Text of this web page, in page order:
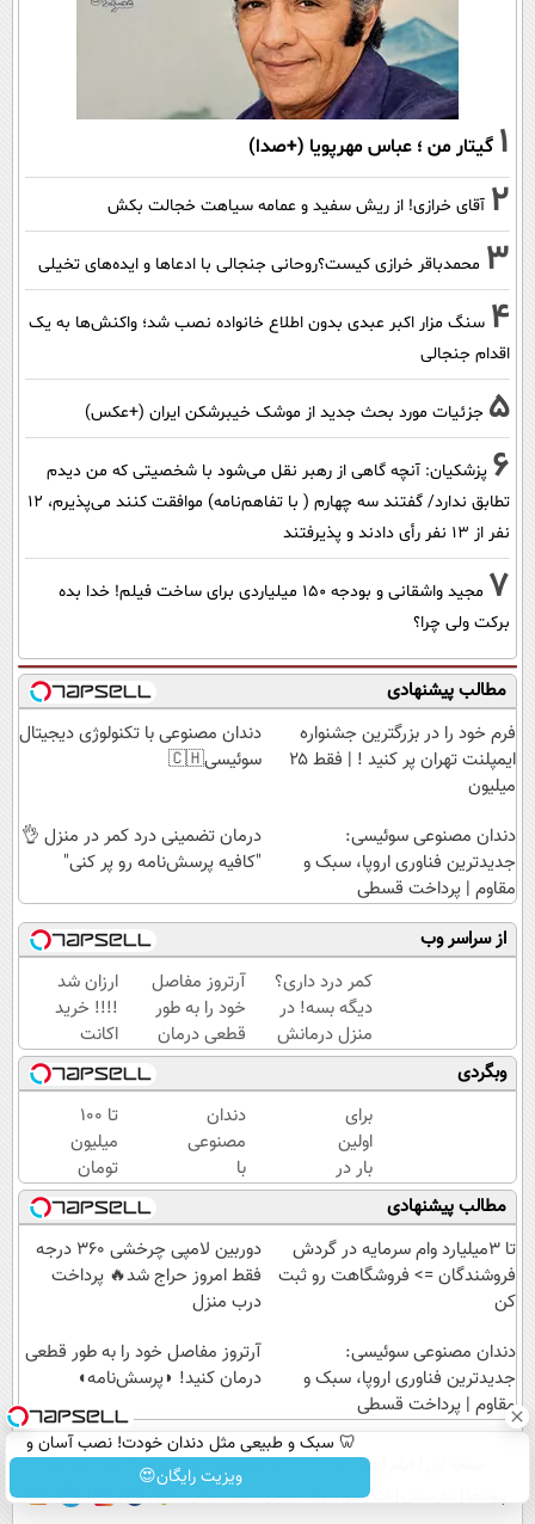
1 گیتار من ؛ عباس مهرپویا (+صدا)
2 آقای خرازی! از ریش سفید و عمامه سیاهت خجالت بکش
3 محمدباقر خرازی کیست؟روحانی جنجالی با ادعاها و ایده‌های تخیلی
4 سنگ مزار اکبر عبدی بدون اطلاع خانواده نصب شد؛ واکنش‌ها به یک
اقدام جنجالی
5 جزئیات مورد بحث جدید از موشک خیبرشکن ایران (+عکس)
6 پزشکیان‌: آنچه گاهی از رهبر نقل می‌شود با شخصیتی که من دیدم
تطابق ندارد/ گفتند سه چهارم ( با تفاهم‌نامه) موافقت کنند می‌پذیرم، 12
نفر از 13 نفر رأی دادند و پذیرفتند
7
مجید واشقانی و بودجه 150 میلیاردی برای ساخت فیلم! خدا بده
برکت ولی چرا؟
مطالب پیشنهادی
فرم خود را در بزرگترین جشنواره
ایمپلنت تهران پر کنید ! | فقط ۲۵
میلیون
دندان مصنوعی با تکنولوژی دیجیتال
سوئیسی🇨🇭
دندان مصنوعی سوئیسی:
جدیدترین فناوری اروپا، سبک و
مقاوم | پرداخت قسطی
درمان تضمینی درد کمر در منزل 👌
"کافیه پرسش‌نامه رو پر کنی"
از سراسر وب
کمر درد داری؟
دیگه بسه! در
منزل درمانش
کن
(◀پرسش‌نامه)
آرتروز مفاصل
خود را به طور
قطعی درمان
کنید!
◗پرسش‌نامه◖
ارزان شد
!!!! خرید
اکانت
NANO
BANANA
با تخفیف
ویژه
وبگردی
برای
اولین
بار در
ایران
🇮🇷
این
دکتر
کننده
23
روزه
ساخت!
دندان
مصنوعی
با
تکنولوژی
دیجیتال
سوئیسی
🇨🇭
تا 100
میلیون
تومان
وام
فوری
خرید
طلا💰
ضامن)
مطالب پیشنهادی
تا 3میلیارد وام سرمایه در گردش
فروشندگان => فروشگاهت رو ثبت
کن
دوربین لامپی چرخشی 360 درجه
فقط امروز حراج شد🔥 پرداخت
درب منزل
دندان مصنوعی سوئیسی:
جدیدترین فناوری اروپا، سبک و
مقاوم | پرداخت قسطی
آرتروز مفاصل خود را به طور قطعی
درمان کنید! ◗پرسش‌نامه◖
🦷 سبک و طبیعی مثل دندان خودت! نصب آسان و
پرداخت اقساطی 💳 📍 تهران
ویزیت رایگان😍 عصر ایران۲ تماس با ما
آب و هوا اوقات شرعی سواد زندگی